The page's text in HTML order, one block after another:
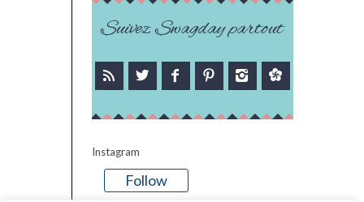
Suivez Swagday partout
Instagram
Follow